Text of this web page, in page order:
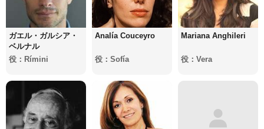
ガエル・ガルシア・
ベルナル
役：Rímini
Analía Couceyro
役：Sofía
Mariana Anghileri
役：Vera